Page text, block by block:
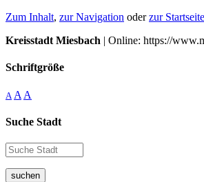
Zum Inhalt, zur Navigation oderzur Startseite
Kreisstadt Miesbach | Online: https://
Schriftgröße
A A A
Suche Stadt
suchen